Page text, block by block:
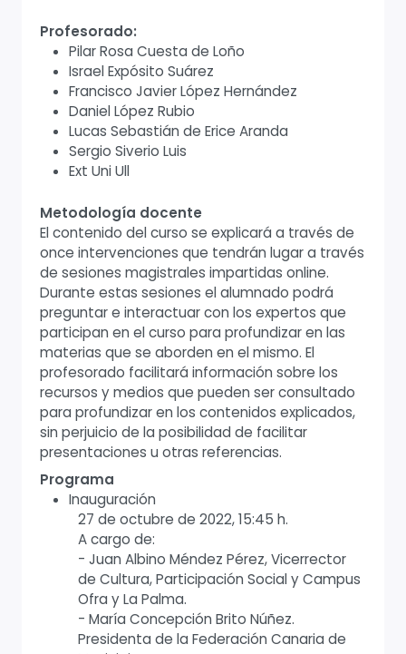
Profesorado:
Pilar Rosa Cuesta de Loño
Israel Expósito Suárez
Francisco Javier López Hernández
Daniel López Rubio
Lucas Sebastián de Erice Aranda
Sergio Siverio Luis
Ext Uni Ull
Metodología docente
El contenido del curso se explicará a través de
once intervenciones que tendrán lugar a través
de sesiones magistrales impartidas online.
Durante estas sesiones el alumnado podrá
preguntar e interactuar con los expertos que
participan en el curso para profundizar en las
materias que se aborden en el mismo. El
profesorado facilitará información sobre los
recursos y medios que pueden ser consultado
para profundizar en los contenidos explicados,
sin perjuicio de la posibilidad de facilitar
presentaciones u otras referencias.
Programa
Inauguración
27 de octubre de 2022, 15:45 h.
A cargo de:
- Juan Albino Méndez Pérez, Vicerrector
de Cultura, Participación Social y Campus
Ofra y La Palma.
- María Concepción Brito Núñez.
Presidenta de la Federación Canaria de